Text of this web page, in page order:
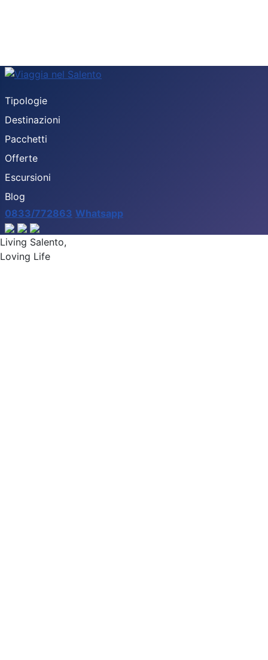
Tipologie
Destinazioni
Pacchetti
Offerte
Escursioni
Blog
0833/772863 Whatsapp
Living Salento,
Loving Life